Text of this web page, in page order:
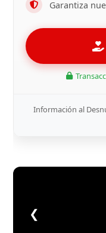
Garantiza
Información al
❮